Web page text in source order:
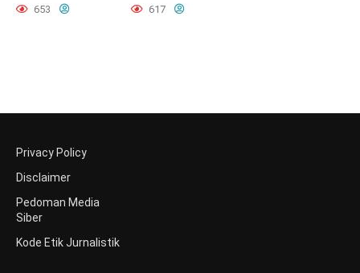
653 617
Privacy Policy
Disclaimer
Pedoman Media
Siber
Kode Etik Jurnalistik